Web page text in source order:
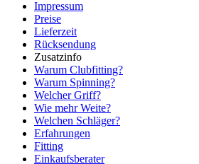
Impressum
Preise
Lieferzeit
Rücksendung
Zusatzinfo
Warum Clubfitting?
Warum Spinning?
Welcher Griff?
Wie mehr Weite?
Welchen Schläger?
Erfahrungen
Fitting
Einkaufsberater